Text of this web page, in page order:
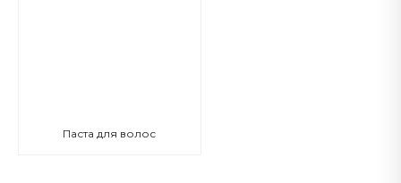
Паста для волос